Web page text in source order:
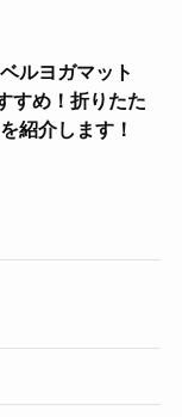
ルヨガマット
すめ！折りたた
紹介します！